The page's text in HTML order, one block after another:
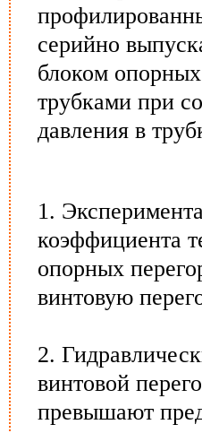
серийно
блоком
трубками при
давления в
1.
коэффициента
опорных
винтовую
2.
винтовой
превышают